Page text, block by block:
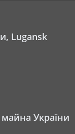
Lugansk
України